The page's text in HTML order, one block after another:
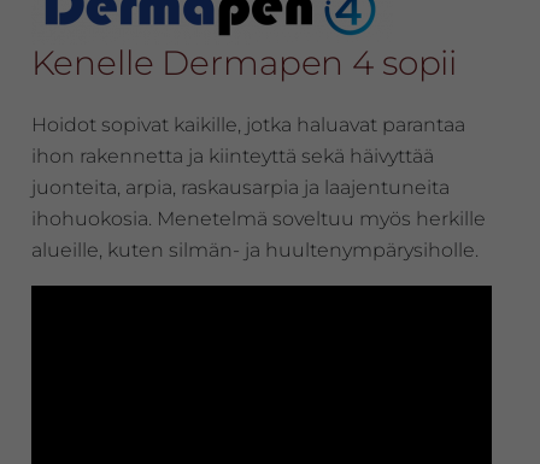
Kenelle Dermapen 4 sopii
Hoidot sopivat kaikille, jotka haluavat parantaa
ihon rakennetta ja kiinteyttä sekä häivyttää
juonteita, arpia, raskausarpia ja laajentuneita
ihohuokosia. Menetelmä soveltuu myös herkille
alueille, kuten silmän- ja huultenympärysiholle.